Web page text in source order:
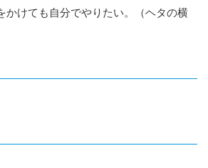
かけても自分でやりたい。（ヘタの横